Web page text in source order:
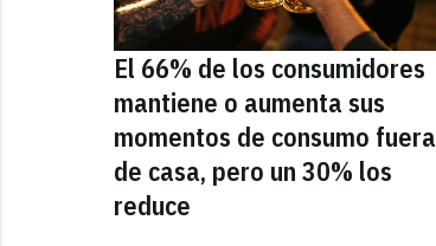
El 66% de los consumidores
mantiene o aumenta sus
momentos de consumo fuera
de casa, pero un 30% los
reduce